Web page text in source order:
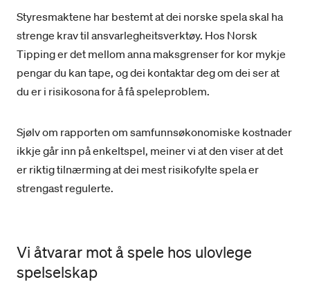
Styresmaktene har bestemt at dei norske spela skal ha
strenge krav til ansvarlegheitsverktøy. Hos Norsk
Tipping er det mellom anna maksgrenser for kor mykje
pengar du kan tape, og dei kontaktar deg om dei ser at
du er i risikosona for å få speleproblem.
Sjølv om rapporten om samfunnsøkonomiske kostnader
ikkje går inn på enkeltspel, meiner vi at den viser at det
er riktig tilnærming at dei mest risikofylte spela er
strengast regulerte.
Vi åtvarar mot å spele hos ulovlege
spelselskap